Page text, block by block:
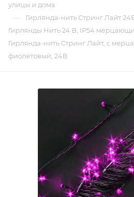
улицы и дома
— Гирлянда-нить Стринг Лайт
Гирлянды Нить 24 В, IP54
Гирлянда-нить Стринг Лайт, с
фиолетовый, 24В